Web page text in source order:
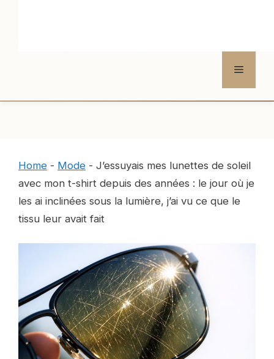
Menu
Home - Mode - J’essuyais mes lunettes de soleil
avec mon t-shirt depuis des années : le jour où je
les ai inclinées sous la lumière, j’ai vu ce que le
tissu leur avait fait